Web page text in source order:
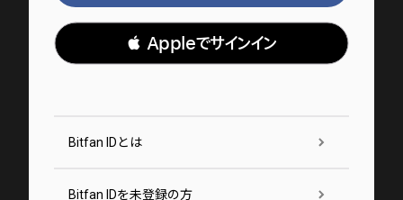
 Appleでサインイン
Bitfan IDとは
Bitfan IDを未登録の方